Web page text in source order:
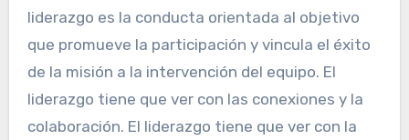
liderazgo es la conducta orientada al objetivo
que promueve la participación y vincula el éxito
de la misión a la intervención del equipo. El
liderazgo tiene que ver con las conexiones y la
colaboración. El liderazgo tiene que ver con la